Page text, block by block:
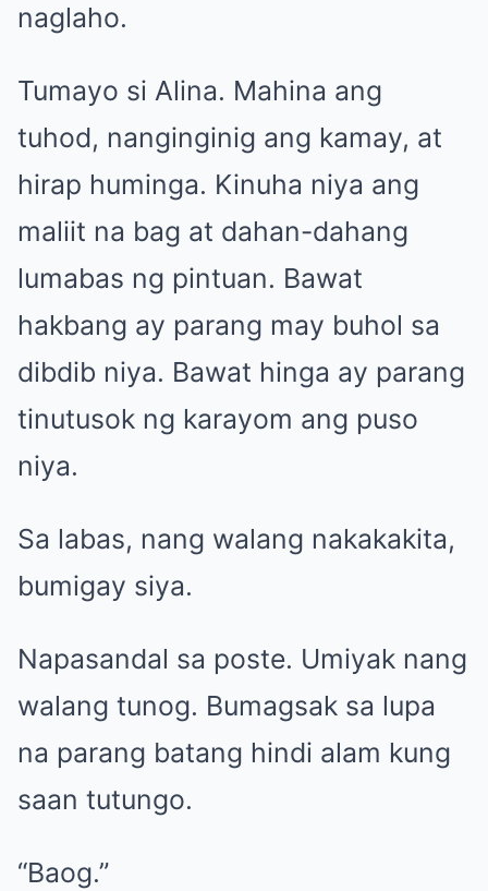
naglaho.
Tumayo si Alina. Mahina ang
tuhod, nanginginig ang kamay, at
hirap huminga. Kinuha niya ang
maliit na bag at dahan-dahang
lumabas ng pintuan. Bawat
hakbang ay parang may buhol sa
dibdib niya. Bawat hinga ay parang
tinutusok ng karayom ang puso
niya.
Sa labas, nang walang nakakakita,
bumigay siya.
Napasandal sa poste. Umiyak nang
walang tunog. Bumagsak sa lupa
na parang batang hindi alam kung
saan tutungo.
“Baog.”